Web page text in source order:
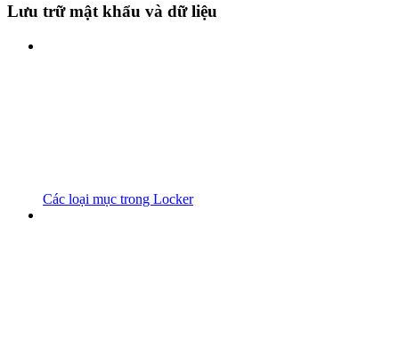
Lưu trữ mật khẩu và dữ liệu
Các loại mục trong Locker